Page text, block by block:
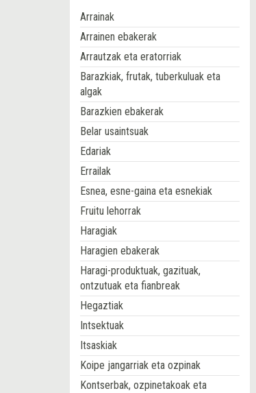
Arrainak
Arrainen ebakerak
Arrautzak eta eratorriak
Barazkiak, frutak, tuberkuluak eta
algak
Barazkien ebakerak
Belar usaintsuak
Edariak
Errailak
Esnea, esne-gaina eta esnekiak
Fruitu lehorrak
Haragiak
Haragien ebakerak
Haragi-produktuak, gazituak,
ontzutuak eta fianbreak
Hegaztiak
Intsektuak
Itsaskiak
Koipe jangarriak eta ozpinak
Kontserbak, ozpinetakoak eta